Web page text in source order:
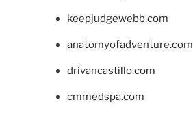
keepjudgewebb.com
anatomyofadventure.com
drivancastillo.com
cmmedspa.com